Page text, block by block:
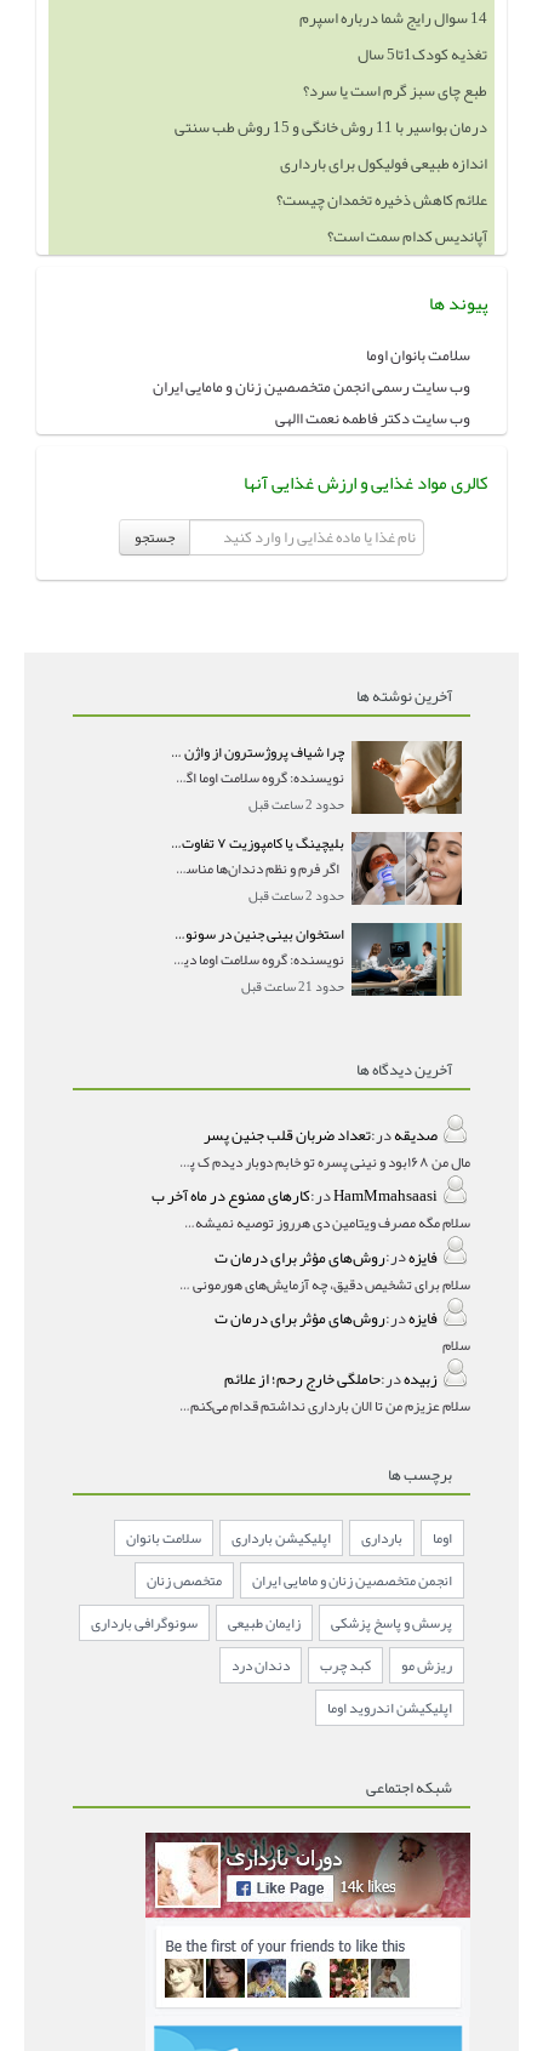
تغذیه کودک1تا5 سال
طبع چای سبز گرم است یا سرد؟
درمان بواسیر با 11 روش خانگی و 15 روش طب سنتی
اندازه طبیعی فولیکول برای بارداری
علائم کاهش ذخیره تخمدان چیست؟
آپاندیس کدام سمت است؟
خوردن چه چيزهايي باعث بزرگ شدن سينه ميشود
پیوند ها
سلامت بانوان اوما
وب سایت رسمی انجمن متخصصین زنان و مامایی ایران
وب سایت دکتر فاطمه نعمت االهی
کالری مواد غذایی و ارزش غذایی آنها
جستجو
آخرین نوشته ها
چرا شیاف پروژسترون از واژن بیرون می‌ریزد؟ میزان جذب و زمان صحیح مصرف
نویسنده: گروه سلامت اوما اگر بعد از گذاشتن شیاف پر
حدود 2 ساعت قبل
بلیچینگ یا کامپوزیت ۷ تفاوت مهم برای انتخاب درست
اگر فرم و نظم دندان‌ها مناسب است و مشکل
حدود 2 ساعت قبل
استخوان بینی جنین در سونوگرافی؛ دیده نشدن یا دیر تشکیل شدن آن چه معنایی دارد؟
نویسنده: گروه سلامت اوما دیده نشدن استخوان بینی جن
حدود 21 ساعت قبل
آخرین دیدگاه ها
صدیقهدر:تعداد ضربان قلب جنین پسر
مال من ۱۶۸بود و نینی پسره تو خابم دوبار دیدم ک پسره
HamMmahsaasiدر:کارهای ممنوع در ماه آخر ب
سلام مگه مصرف ویتامین دی هرروز توصیه نمیشه؟درمقاله میگه
فایزهدر:روش‌های مؤثر برای درمان ت
سلام برای تشخیص دقیق، چه آزمایش‌های هورمونی و چه سونوگر
فایزهدر:روش‌های مؤثر برای درمان ت
سلام
زبیدهدر:حاملگی خارج رحم؛ از علائم
سلام عزیزم من تا الان بارداری نداشتم قدام می‌کنم باردار
برچسب ها
اوما بارداری اپلیکیشن بارداری
سلامت بانوان
انجمن متخصصین زنان و مامایی ایران
متخصص زنان
پرسش و پاسخ پزشکی
زایمان طبیعی
سونوگرافی بارداری
ریزش مو
کبد چرب
دندان درد
اپلیکیشن اندروید اوما
شبکه اجتماعی